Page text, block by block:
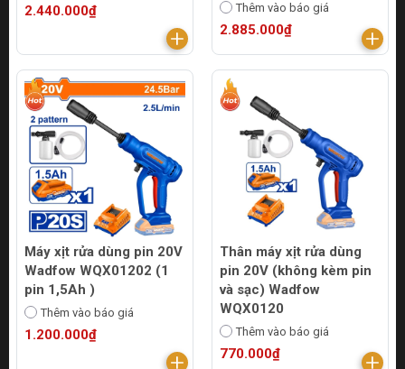
2.440.000₫ Thêm vào báo giá
2.885.000₫
Máy xịt rửa dùng pin 20V
Wadfow WQX01202 (1
pin 1,5Ah )
Thêm vào báo giá
1.200.000₫
Thân máy xịt rửa dùng
pin 20V (không kèm pin
và sạc) Wadfow
WQX0120
Thêm vào báo giá
770.000₫